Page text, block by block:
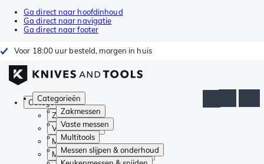
Ga direct naar hoofdinhoud
Ga direct naar navigatie
Ga direct naar footer
Voor 18:00 uur besteld, morgen in huis
Categorieën
Zakmessen
Vaste messen
Multitools
Messen slijpen & onderhoud
Categorieën
Zakmessen
Vaste messen
Multitools
Messen slijpen & onderhoud